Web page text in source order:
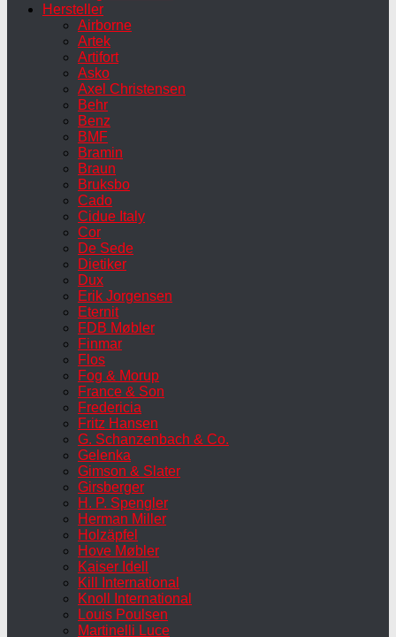
Hersteller
Airborne
Artek
Artifort
Asko
Axel Christensen
Behr
Benz
BMF
Bramin
Braun
Bruksbo
Cado
Cidue Italy
Cor
De Sede
Dietiker
Dux
Erik Jorgensen
Eternit
FDB Møbler
Finmar
Flos
Fog & Morup
France & Son
Fredericia
Fritz Hansen
G. Schanzenbach & Co.
Gelenka
Gimson & Slater
Girsberger
H. P. Spengler
Herman Miller
Holzäpfel
Hove Møbler
Kaiser Idell
Kill International
Knoll International
Louis Poulsen
Martinelli Luce